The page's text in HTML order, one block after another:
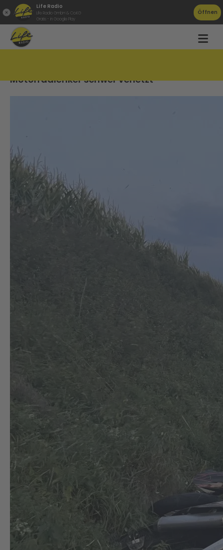
Life Radio
Life Radio GmbH & Co.KG
Gratis - in Google Play
Öffnen
Motorradlenker schwer verletzt